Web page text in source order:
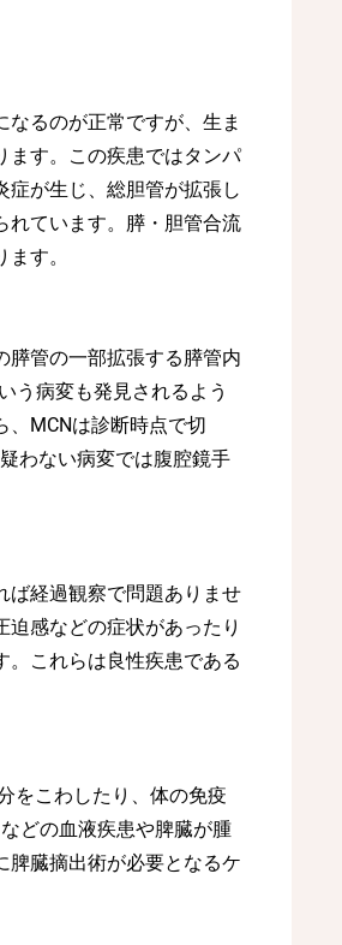
るのが正常ですが、生ま
ます。この疾患ではタンパ
症が生じ、総胆管が拡張し
れています。膵・胆管合流
す。
膵管の一部拡張する膵管内
う病変も発見されるよう
、MCNは診断時点で切
わない病変では腹腔鏡手
ば経過観察で問題ありませ
感などの症状があったり
。これらは良性疾患である
をこわしたり、体の免疫
どの血液疾患や脾臓が腫
脾臓摘出術が必要となるケ